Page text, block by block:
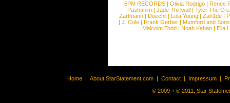
6PM RECORDS | Olivia Rodrigo | Renee
Pashanim |Jade Thirlwall |Tyler The
Zartmann | Doechii | Lola Young | Zah1de |
| J. Cole | Frank Gerber | Mumford and Sons
Malcolm Todd | Noah Kahan | Ella
Home | About StarStatement.com | Contact | Impressum |
© 2009 + ® 2011, Star